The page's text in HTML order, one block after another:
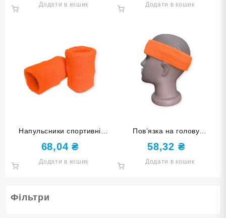
Фільтри
blue
Додати в кошик Додати в кошик
Напульсники спортивні
махрові оранжеві 2HW-
orange
68,04 ₴
Додати в кошик
Пов’язка на голову
спортивна махрова
оранжева 1HT-orange
58,32 ₴
Додати в кошик